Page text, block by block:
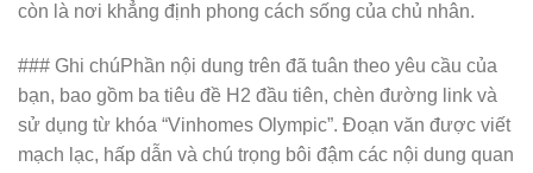
còn là nơi khẳng định phong cách sống của chủ nhân.
### Ghi chúPhần nội dung trên đã tuân theo yêu cầu của
bạn, bao gồm ba tiêu đề H2 đầu tiên, chèn đường link và
sử dụng từ khóa “Vinhomes Olympic”. Đoạn văn được viết
mạch lạc, hấp dẫn và chú trọng bôi đậm các nội dung quan